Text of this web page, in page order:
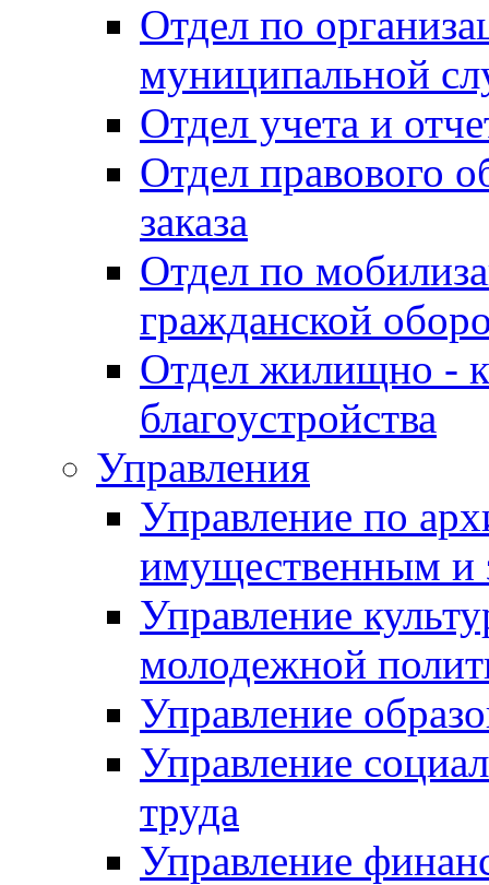
Отдел по
муниципальной
Отдел учета и
Отдел правового
заказа
Отдел по
гражданской
Отдел жилищно -
благоустройства
Управления
Управление по
имущественным и
Управление
молодежной
Управление
Управление
труда
Управление